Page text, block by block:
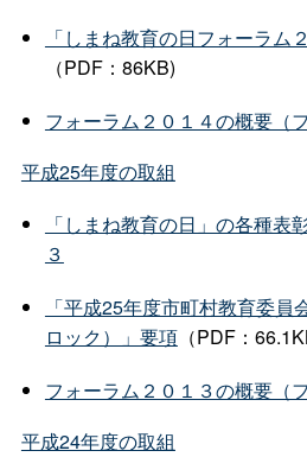
「しまね教育の日フォーラム
（PDF：86KB)
フォーラム２０１４の概要（
平成25年度の取組
「しまね教育の日」の各種表
３
「平成25年度市町村教育委
ロック）」要項（PDF：
フォーラム２０１３の概要（
平成24年度の取組